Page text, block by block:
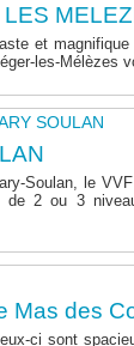
et
les-Mélèzes
SOULAN
Soulan, le
de 2 ou 3
Mas des
ci sont